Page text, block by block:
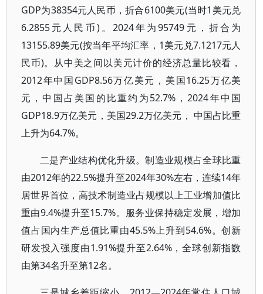
GDP为38354元人民币，折合6100美元(当时1美元兑
6.2855元人民币)。2024年为95749元，折合为
13155.89美元(按当年平均汇率，1美元兑7.1217元人
民币)。从中美之间以美元计价的经济总量比较看，
2012年中国GDP8.56万亿美元，美国16.25万亿美
元，中国占美国的比重约为52.7%，2024年中国
GDP18.9万亿美元，美国29.2万亿美元， 中国占比重
上升为64.7%。
二是产业结构优化升级。制造业规模占全球比重
由2012年的22.5%提升至2024年30%左右，连续14年
居世界首位，高技术制造业占规模以上工业增加值比
重由9.4%提升至15.7%。服务业保持稳定发展，增加
值占国内生产总值比重由45.5%上升到54.6%。创新
研发投入强度由1.91%提升至2.64%，全球创新指数
由第34名升至第12名。